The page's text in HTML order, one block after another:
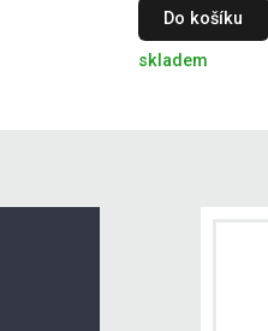
Do košíku
skladem